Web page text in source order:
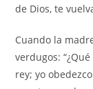
de Dios, te
Cuando la
verdugos:
rey; yo